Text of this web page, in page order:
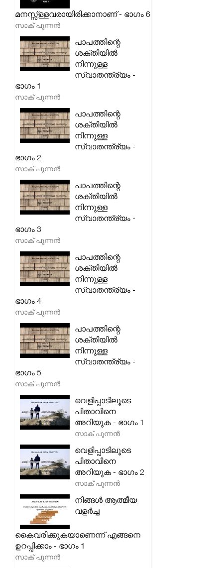
മനസ്സ്ള്ളവരായിരിക്കാനാണ് - ഭാഗം 6
സാക് പുന്നൻ
പാപത്തിന്റെ
ശക്തിയിൽ
നിന്നുള്ള
സ്വാതന്ത്ര്യം -
ഭാഗം 1
സാക് പുന്നൻ
പാപത്തിന്റെ
ശക്തിയിൽ
നിന്നുള്ള
സ്വാതന്ത്ര്യം -
ഭാഗം 2
സാക് പുന്നൻ
പാപത്തിന്റെ
ശക്തിയിൽ
നിന്നുള്ള
സ്വാതന്ത്ര്യം -
ഭാഗം 3
സാക് പുന്നൻ
പാപത്തിന്റെ
ശക്തിയിൽ
നിന്നുള്ള
സ്വാതന്ത്ര്യം -
ഭാഗം 4
സാക് പുന്നൻ
പാപത്തിന്റെ
ശക്തിയിൽ
നിന്നുള്ള
സ്വാതന്ത്ര്യം -
ഭാഗം 5
സാക് പുന്നൻ
വെളിപ്പാടിലൂടെ
പിതാവിനെ
അറിയുക - ഭാഗം 1
സാക് പുന്നൻ
വെളിപ്പാടിലൂടെ
പിതാവിനെ
അറിയുക - ഭാഗം 2
സാക് പുന്നൻ
നിങ്ങൾ ആത്മീയ
വളർച്ച
കൈവരിക്കുകയാണെന്ന് എങ്ങനെ
ഉറപ്പിക്കാം - ഭാഗം 1
സാക് പുന്നൻ